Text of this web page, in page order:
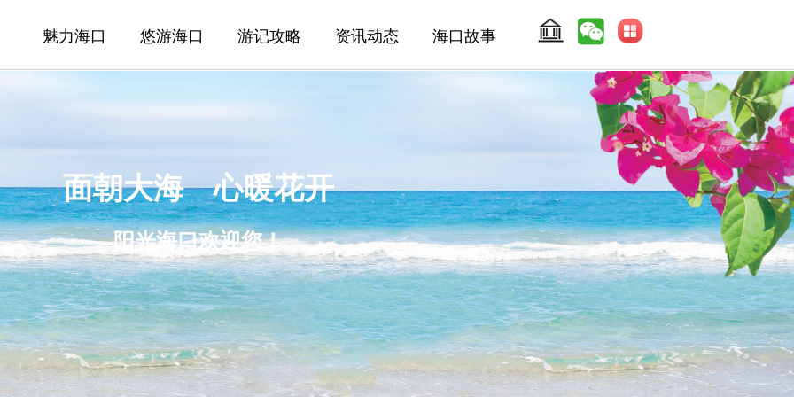
魅力海口 悠游海口 游记攻略 资讯动态 海口故事
面朝大海 心暖花开
阳光海口欢迎您！